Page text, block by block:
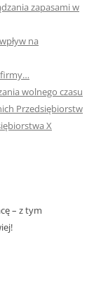
zapasami w
na
firmy…
wolnego czasu
Przedsiębiorstw
X
– z tym